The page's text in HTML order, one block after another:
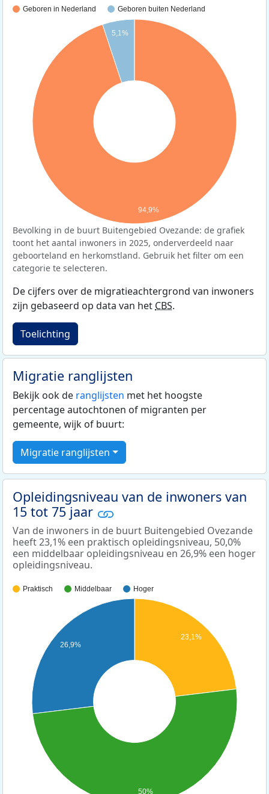
Geboren in Nederland Geboren buiten Nederland
5,1%
94,9%
Bevolking in de buurt Buitengebied Ovezande: de grafiek
toont het aantal inwoners in 2025, onderverdeeld naar
geboorteland en herkomstland. Gebruik het filter om een
categorie te selecteren.
De cijfers over de migratieachtergrond van inwoners
zijn gebaseerd op data van het CBS.
Toelichting
Migratie ranglijsten
Bekijk ook de ranglijsten met het hoogste
percentage autochtonen of migranten per
gemeente, wijk of buurt:
Migratie ranglijsten
Opleidingsniveau van de inwoners van
15 tot 75 jaar
Van de inwoners in de buurt Buitengebied Ovezande
heeft 23,1% een praktisch opleidingsniveau, 50,0%
een middelbaar opleidingsniveau en 26,9% een hoger
opleidingsniveau.
Praktisch Middelbaar Hoger
23,1%
26,9%
50%